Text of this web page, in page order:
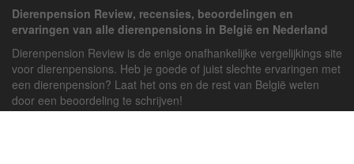
Dierenpension Review, recensies, beoordelingen en
ervaringen van alle dierenpensions in België en Nederland
Dierenpension Review is de enige onafhankelijke vergelijkings site
voor dierenpensions. Heb je goede of juist slechte ervaringen met
een dierenpension? Laat het ons en de rest van België weten
door een beoordeling te schrijven!